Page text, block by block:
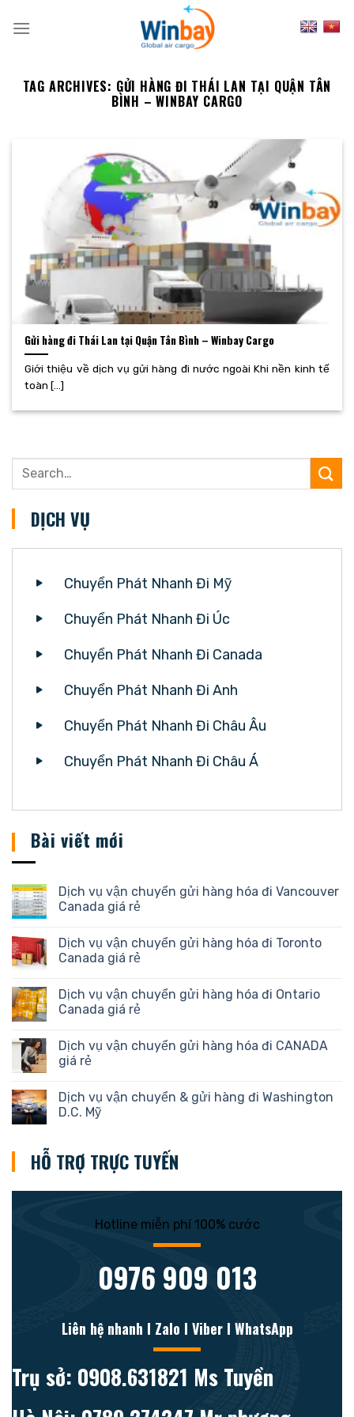
TAG ARCHIVES: GỬI HÀNG ĐI THÁI LAN TẠI QUẬN TÂN
BÌNH – WINBAY CARGO
Gửi hàng đi Thái Lan tại Quận Tân Bình – Winbay Cargo
Giới thiệu về dịch vụ gửi hàng đi nước ngoài Khi nền kinh tế
toàn [...]
DỊCH VỤ
Chuyển Phát Nhanh Đi Mỹ
Chuyển Phát Nhanh Đi Úc
Chuyển Phát Nhanh Đi Canada
Chuyển Phát Nhanh Đi Anh
Chuyển Phát Nhanh Đi Châu Âu
Chuyển Phát Nhanh Đi Châu Á
Bài viết mới
Dịch vụ vận chuyển gửi hàng hóa đi Vancouver
Canada giá rẻ
Dịch vụ vận chuyển gửi hàng hóa đi Toronto
Canada giá rẻ
Dịch vụ vận chuyển gửi hàng hóa đi Ontario
Canada giá rẻ
Dịch vụ vận chuyển gửi hàng hóa đi CANADA
giá rẻ
Dịch vụ vận chuyển & gửi hàng đi Washington
D.C. Mỹ
HỖ TRỢ TRỰC TUYẾN
Hotline miễn phí 100% cước
0976 909 013
Liên hệ nhanh l Zalo l Viber l WhatsApp
Trụ sở: 0908.631821 Ms Tuyền